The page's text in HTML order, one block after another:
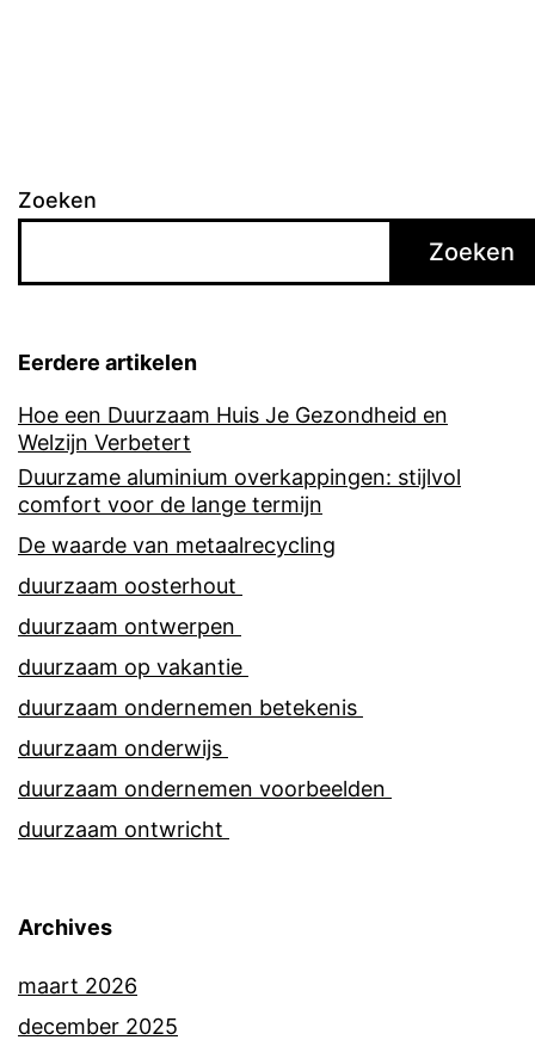
Zoeken
Zoeken
Eerdere artikelen
Hoe een Duurzaam Huis Je Gezondheid en
Welzijn Verbetert
Duurzame aluminium overkappingen: stijlvol
comfort voor de lange termijn
De waarde van metaalrecycling
duurzaam oosterhout
duurzaam ontwerpen
duurzaam op vakantie
duurzaam ondernemen betekenis
duurzaam onderwijs
duurzaam ondernemen voorbeelden
duurzaam ontwricht
Archives
maart 2026
december 2025